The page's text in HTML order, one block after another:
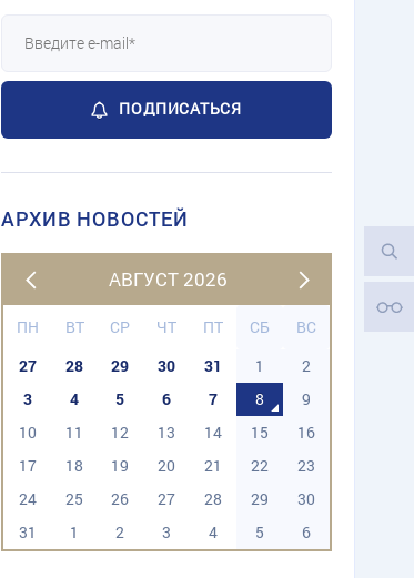
ПОДПИСАТЬСЯ
АРХИВ НОВОСТЕЙ
АВГУСТ 2026
ПН ВТ СР ЧТ ПТ СБ
ВС
27
28 29 30 31 1
2
3
4 5 6 7 8
9
10
11 12 13 14 15
16
17
18 19 20 21 22
23
24
25 26 27 28 29
30
31
1 2 3 4 5 6